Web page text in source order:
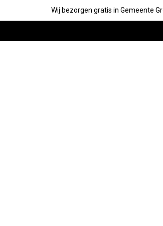
Wij bezorgen gratis in Gemeente